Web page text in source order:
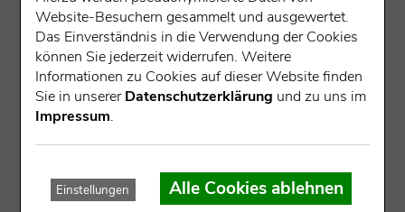
5658 Einwohner
Alles in diesem Ort
Website-Besuchern gesammelt und ausgewertet.
Das Einverständnis in die Verwendung der Cookies
können Sie jederzeit widerrufen. Weitere
Informationen zu Cookies auf dieser Website finden
Sie in unsererDatenschutzerklärung und zu uns im
Impressum.
Einstellungen
Alle Cookies ablehnen